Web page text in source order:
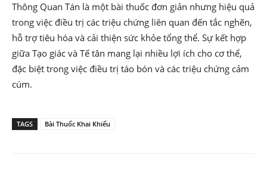
Thông Quan Tán là một bài thuốc đơn giản nhưng hiệu quả
trong việc điều trị các triệu chứng liên quan đến tắc nghẽn,
hỗ trợ tiêu hóa và cải thiện sức khỏe tổng thể. Sự kết hợp
giữa Tạo giác và Tế tân mang lại nhiều lợi ích cho cơ thể,
đặc biệt trong việc điều trị táo bón và các triệu chứng cảm
cúm.
TAGS Bài Thuốc Khai Khiếu